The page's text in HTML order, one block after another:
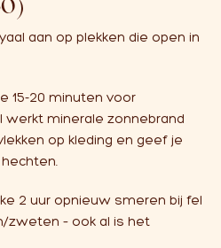
aan op plekken die open in
15-20 minuten voor
werkt minerale zonnebrand
op kleding en geef je
2 uur opnieuw smeren bij fel
zweten – ook al is het